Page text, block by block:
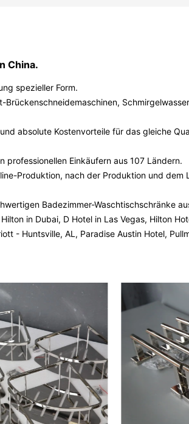
China.
spezieller Form.
absolute Kostenvorteile für das gleiche
professionellen Einkäufern aus 107 Ländern.
Produktion, nach der Produktion und
Badezimmer-Waschtischschränke
in Dubai, D Hotel in Las Vegas, Hilton
- Huntsville, AL, Paradise Austin Hotel,